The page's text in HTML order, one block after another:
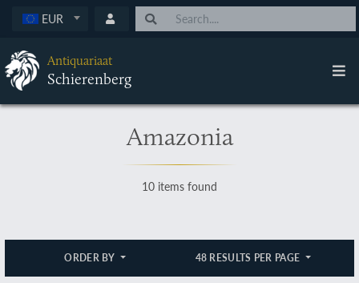
EUR
Antiquariaat
Schierenberg
Amazonia
10 items found
ORDER BY 48 RESULTS PER PAGE